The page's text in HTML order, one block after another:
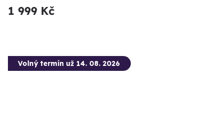
1 999 Kč
Volný termín už 14. 08. 2026